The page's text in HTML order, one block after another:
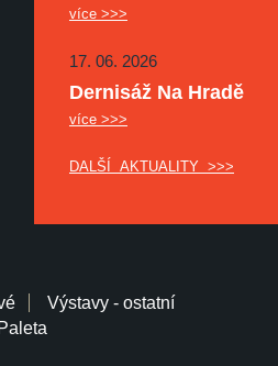
více >>>
17. 06. 2026
Dernisáž Na Hradě
více >>>
DALŠÍ AKTUALITY >>>
Výstavy - ostatní
Paleta